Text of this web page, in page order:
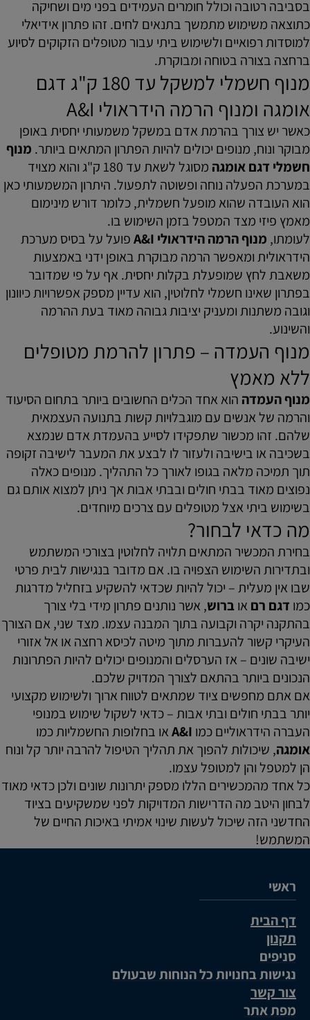
בסביבה רטובה וכולל חומרים העמידים בפני מים ושחיקה
כתוצאה משימוש מתמשך בתנאים לחים. זהו פתרון אידיאלי
למוסדות רפואיים ולשימוש ביתי עבור מטופלים הזקוקים לסיוע
ברחצה בצורה בטוחה ומבוקרת.
מנוף חשמלי למשקל עד 180 ק"ג דגם
אומגה ומנוף הרמה הידראולי A&I
כאשר יש צורך בהרמת אדם במשקל משמעותי יחסית באופן
מבוקר ונוח, מנופים יכולים להיות הפתרון המתאים ביותר. מנוף
חשמלי דגם אומגה
מסוגל לשאת עד 180 ק"ג והוא מצויד
במערכת הפעלה נוחה ופשוטה לתפעול. היתרון המשמעותי כאן
הוא העובדה שהוא מופעל חשמלית, כלומר דורש מינימום
מאמץ פיזי מצד המטפל בזמן השימוש בו.
לעומתו, מנוף הרמה הידראולי A&I
פועל על בסיס מערכת
הידראולית ומאפשר הרמה מבוקרת באופן ידני באמצעות
משאבת לחץ שמופעלת בקלות יחסית. אף על פי שמדובר
בפתרון שאינו חשמלי לחלוטין, הוא עדיין מספק אפשרויות כיוונון
וגובה משתנות ומעניק יציבות גבוהה מאוד בעת ההרמה
והשינוע.
מנוף העמדה – פתרון להרמת מטופלים
ללא מאמץ
מנוף העמדה הוא אחד הכלים החשובים ביותר בתחום הסיעוד
והרמה של אנשים עם מוגבלויות קשות בתנועה העצמאית
שלהם. זהו מכשור שתפקידו לסייע בהעמדת אדם שנמצא
בשכיבה או בישיבה ולעזור לו לבצע את המעבר לישיבה זקופה
תוך תמיכה מלאה בגופו לאורך כל התהליך. מנופים כאלה
נפוצים מאוד בבתי חולים ובבתי אבות אך ניתן למצוא אותם גם
בשימוש ביתי אצל מטופלים עם צרכים מיוחדים.
מה כדאי לבחור?
בחירת המכשיר המתאים תלויה לחלוטין בצורכי המשתמש
ובתדירות השימוש הצפויה בו. אם מדובר בנגישות לבית פרטי
שבו אין מעלית – יכול להיות שכדאי להשקיע בזחליל מדרגות
כמו דגם רם אוברוש, אשר נותנים פתרון מידי בלי צורך
בהתקנה יקרה וקבועה בתוך המבנה עצמו. מצד שני, אם הצורך
העיקרי קשור להעברות מתוך מיטה לכיסא רחצה או אל אזורי
ישיבה שונים – אז הערסלים והמנופים יכולים להיות הפתרונות
הנכונים ביותר בהתאם לצורך המדויק שלכם.
אם אתם מחפשים ציוד שמתאים לטווח ארוך ולשימוש מקצועי
יותר בבתי חולים ובתי אבות – כדאי לשקול שימוש במנופי
העברה הידראוליים כמו A&Iאו בחלופות החשמליות כמו
אומגה, שיכולות להפוך את תהליך הטיפול להרבה יותר קל ונוח
הן למטפל והן למטופל עצמו.
כל אחד מהמכשירים הללו מספק יתרונות שונים ולכן כדאי מאוד
לבחון היטב מה הדרישות המדויקות לפני שמשקיעים בציוד
החדשני הזה שיכול לעשות שינוי אמיתי באיכות החיים של
המשתמש!
ראשי
דף הבית
תקנון
סניפים
נגישות בחנויות כל הנוחות שבעולם
צור קשר
מפת אתר